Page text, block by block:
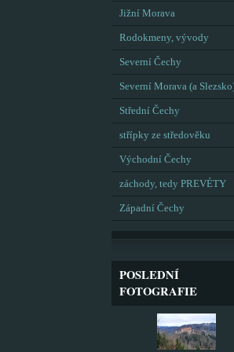
Jižní Morava
Rodokmeny, vývody
Severní Čechy
Severní Morava (a
Střední Čechy
střípky ze středověku
Východní Čechy
záchody, tedy PREVÉTY
Západní Čechy
POSLEDNÍ
FOTOGRAFIE